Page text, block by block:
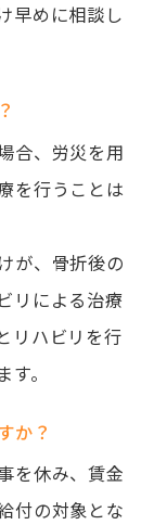
早めに相談し
合、労災を用
を行うことは
が、骨折後の
リによる治療
リハビリを行
。
か？
を休み、賃金
付の対象とな